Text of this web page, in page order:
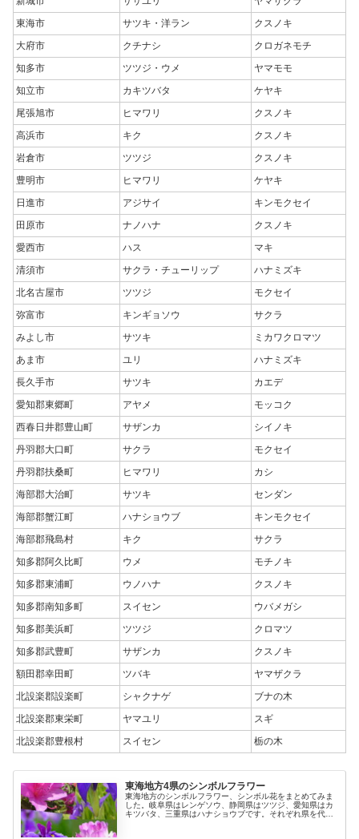
東海市
サツキ・洋ラン
クスノキ
大府市
クチナシ
クロガネモチ
知多市
ツツジ・ウメ
ヤマモモ
知立市
カキツバタ
ケヤキ
尾張旭市
ヒマワリ
クスノキ
高浜市
キク
クスノキ
岩倉市
ツツジ
クスノキ
豊明市
ヒマワリ
ケヤキ
日進市
アジサイ
キンモクセイ
田原市
ナノハナ
クスノキ
愛西市
ハス
マキ
清須市
サクラ・チューリップ
ハナミズキ
北名古屋市
ツツジ
モクセイ
弥富市
キンギョソウ
サクラ
みよし市
サツキ
ミカワクロマツ
あま市
ユリ
ハナミズキ
長久手市
サツキ
カエデ
愛知郡東郷町
アヤメ
モッコク
西春日井郡豊山町
サザンカ
シイノキ
丹羽郡大口町
サクラ
モクセイ
丹羽郡扶桑町
ヒマワリ
カシ
海部郡大治町
サツキ
センダン
海部郡蟹江町
ハナショウブ
キンモクセイ
海部郡飛島村
キク
サクラ
知多郡阿久比町
ウメ
モチノキ
知多郡東浦町
ウノハナ
クスノキ
知多郡南知多町
スイセン
ウバメガシ
知多郡美浜町
ツツジ
クロマツ
知多郡武豊町
サザンカ
クスノキ
額田郡幸田町
ツバキ
ヤマザクラ
北設楽郡設楽町
シャクナゲ
ブナの木
北設楽郡東栄町
ヤマユリ
スギ
北設楽郡豊根村
スイセン 栃の木
東海地方4県のシンボルフラワー
東海地方のシンボルフラワー、シンボル花をまとめてみま
した。岐阜県はレンゲソウ、静岡県はツツジ、愛知県はカ
キツバタ、三重県はハナショウブです。それぞれ県を代表